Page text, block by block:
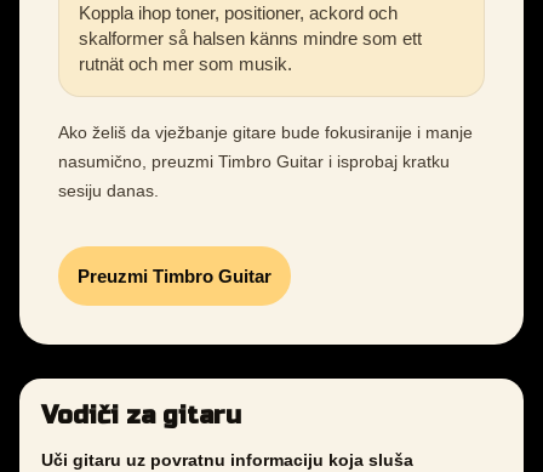
Koppla ihop toner, positioner, ackord och
skalformer så halsen känns mindre som ett
rutnät och mer som musik.
Ako želiš da vježbanje gitare bude fokusiranije i manje
nasumično, preuzmi Timbro Guitar i isprobaj kratku
sesiju danas.
Preuzmi Timbro Guitar
Vodiči za gitaru
Uči gitaru uz povratnu informaciju koja sluša